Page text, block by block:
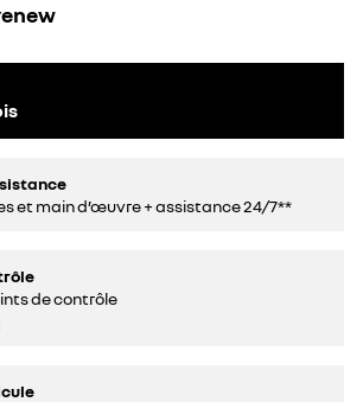
et main d’œuvre + assistance 24/7**
de contrôle